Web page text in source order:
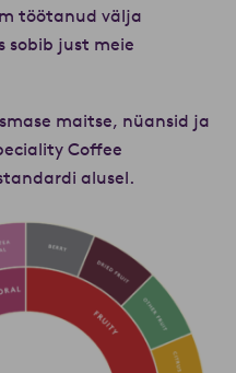
töötanud välja
sobib just meie
maitse, nüansid ja
Coffee
alusel.